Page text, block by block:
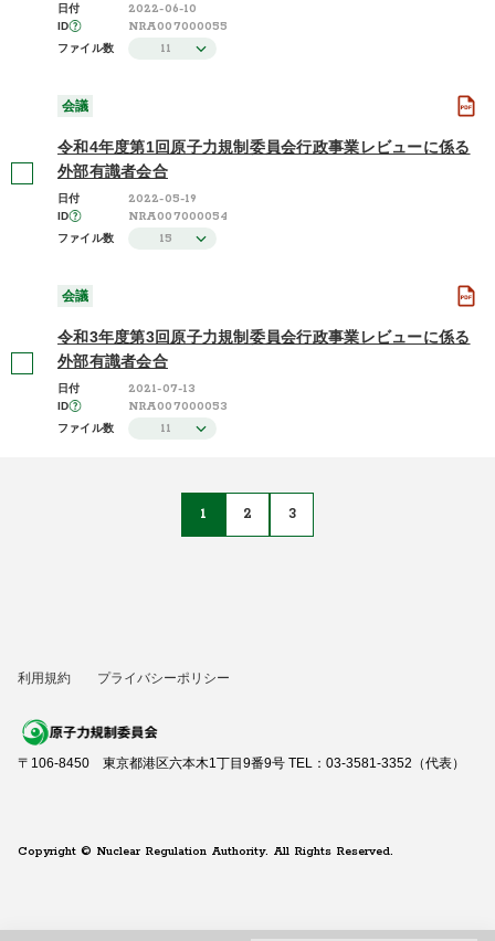
日付 2022-06-10
ID NRA007000055
ファイル数 11
会議
令和4年度第1回原子力規制委員会行政事業レビューに係る
外部有識者会合
日付 2022-05-19
ID NRA007000054
ファイル数 15
会議
令和3年度第3回原子力規制委員会行政事業レビューに係る
外部有識者会合
日付 2021-07-13
ID NRA007000053
ファイル数 11
1 2 3
利用規約 プライバシーポリシー
〒106-8450 東京都港区六本木1丁目9番9号 TEL：03-3581-3352（代表）
Copyright © Nuclear Regulation Authority. All Rights Reserved.